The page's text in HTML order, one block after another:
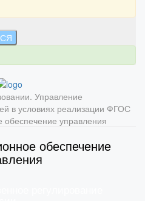
Управление
в условиях реализации ФГОС
управления
обеспечение